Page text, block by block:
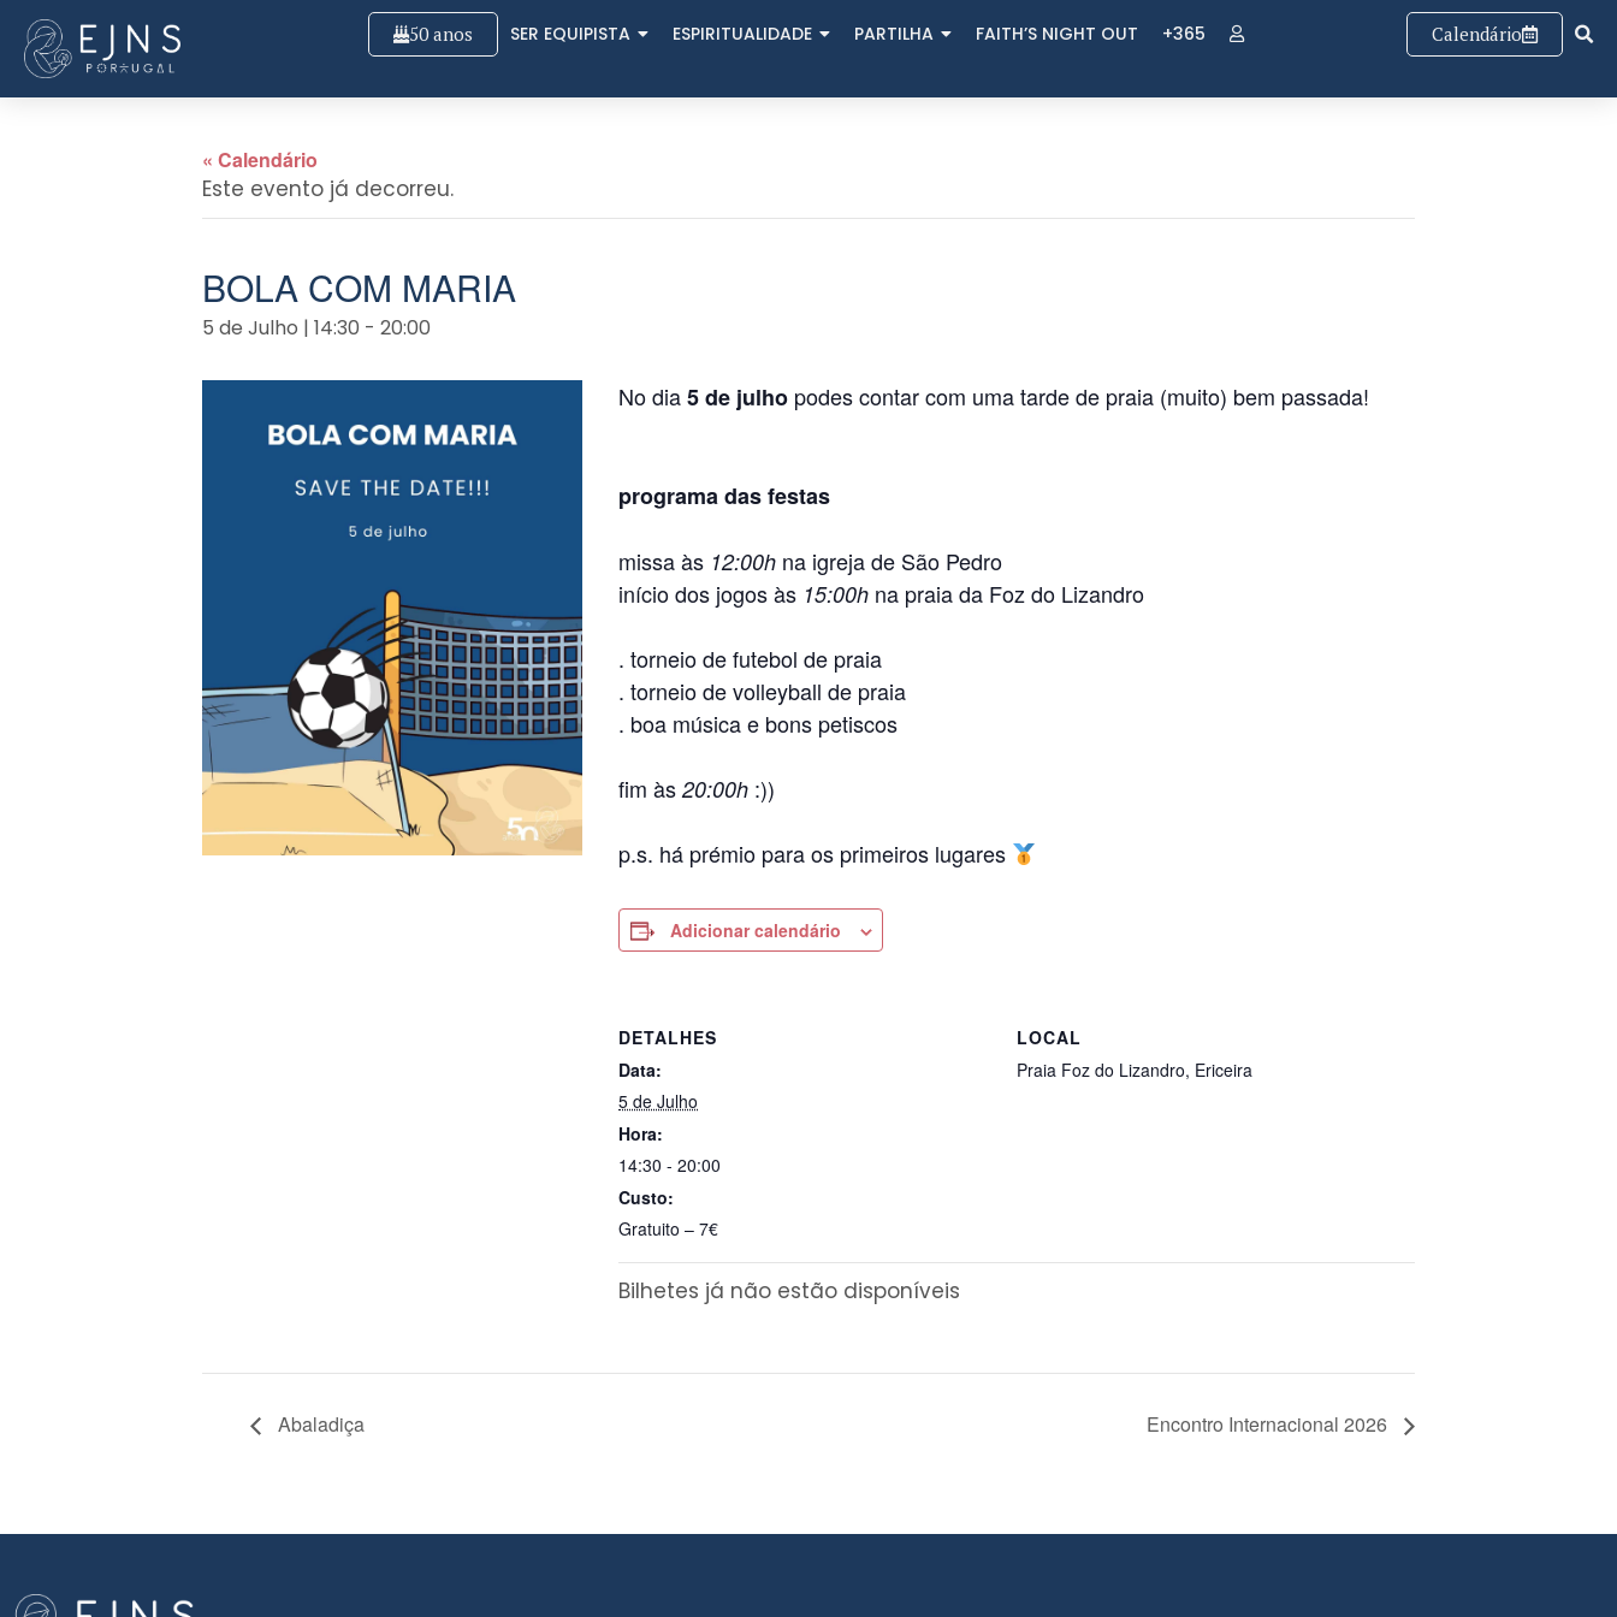
50 anos SER EQUIPISTA ESPIRITUALIDADE PARTILHA FAITH’S NIGHT OUT +365 Calendário
« Calendário
Este evento já decorreu.
BOLA COM MARIA
5 de Julho | 14:30 - 20:00
No dia5 de julho podes contar com uma tarde de praia (muito) bem passada!
programa das festas
missa às 12:00h na igreja de São Pedro
início dos jogos às 15:00h na praia da Foz do Lizandro
. torneio de futebol de praia
. torneio de volleyball de praia
. boa música e bons petiscos
fim às20:00h :))
p.s. há prémio para os primeiros lugares
Adicionar calendário
DETALHES
Data:
5 de Julho
Hora:
14:30 - 20:00
Custo:
Gratuito – 7€
LOCAL
Praia Foz do Lizandro, Ericeira
Bilhetes já não estão disponíveis
Abaladiça Encontro Internacional 2026